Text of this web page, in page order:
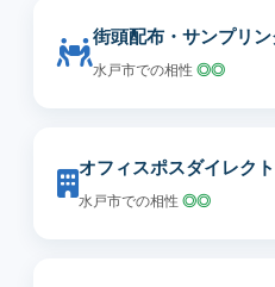
街頭配布・サンプリン
水戸市での相性 ◎◎
オフィスポスダイレクト
水戸市での相性 ◎◎